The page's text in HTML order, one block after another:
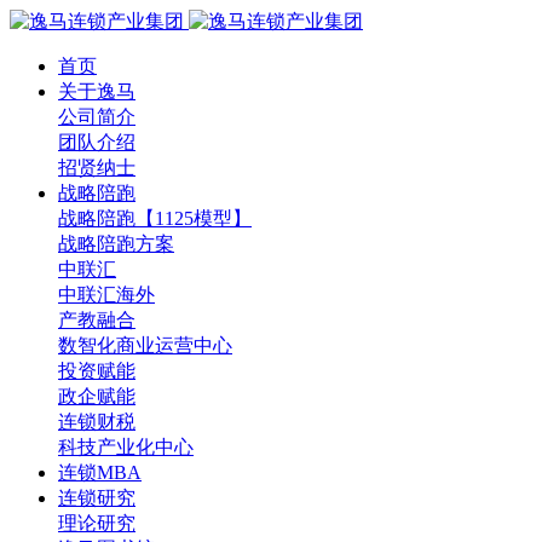
首页
关于逸马
公司简介
团队介绍
招贤纳士
战略陪跑
战略陪跑【1125模型】
战略陪跑方案
中联汇
中联汇海外
产教融合
数智化商业运营中心
投资赋能
政企赋能
连锁财税
科技产业化中心
连锁MBA
连锁研究
理论研究